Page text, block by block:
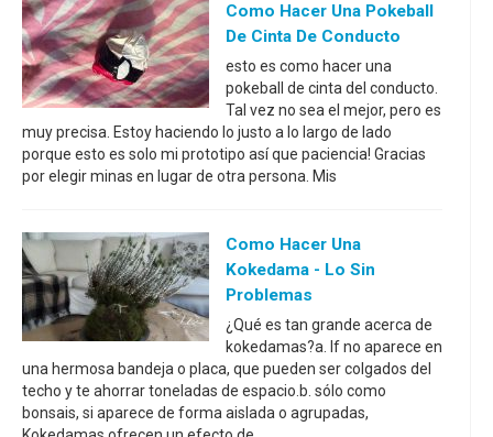
Como Hacer Una Pokeball
De Cinta De Conducto
esto es como hacer una
pokeball de cinta del conducto.
Tal vez no sea el mejor, pero es
muy precisa. Estoy haciendo lo justo a lo largo de lado
porque esto es solo mi prototipo así que paciencia! Gracias
por elegir minas en lugar de otra persona. Mis
Como Hacer Una
Kokedama - Lo Sin
Problemas
¿Qué es tan grande acerca de
kokedamas?a. If no aparece en
una hermosa bandeja o placa, que pueden ser colgados del
techo y te ahorrar toneladas de espacio.b. sólo como
bonsais, si aparece de forma aislada o agrupadas,